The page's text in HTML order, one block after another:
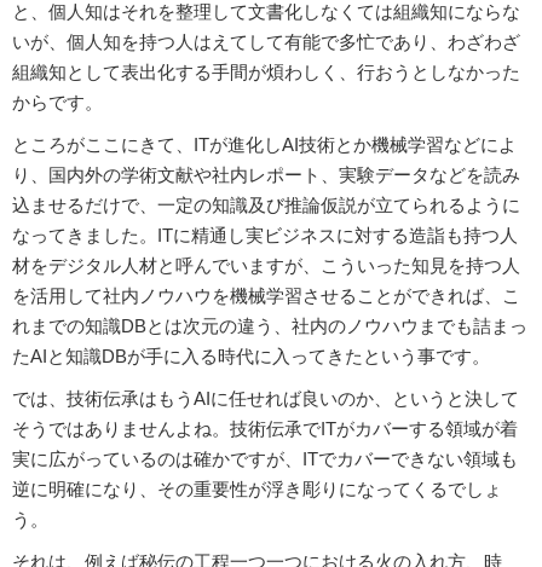
と、個人知はそれを整理して文書化しなくては組織知にならな
いが、個人知を持つ人はえてして有能で多忙であり、わざわざ
組織知として表出化する手間が煩わしく、行おうとしなかった
からです。
ところがここにきて、ITが進化しAI技術とか機械学習などによ
り、国内外の学術文献や社内レポート、実験データなどを読み
込ませるだけで、一定の知識及び推論仮説が立てられるように
なってきました。ITに精通し実ビジネスに対する造詣も持つ人
材をデジタル人材と呼んでいますが、こういった知見を持つ人
を活用して社内ノウハウを機械学習させることができれば、こ
れまでの知識DBとは次元の違う、社内のノウハウまでも詰まっ
たAIと知識DBが手に入る時代に入ってきたという事です。
では、技術伝承はもうAIに任せれば良いのか、というと決して
そうではありませんよね。技術伝承でITがカバーする領域が着
実に広がっているのは確かですが、ITでカバーできない領域も
逆に明確になり、その重要性が浮き彫りになってくるでしょ
う。
それは、例えば秘伝の工程一つ一つにおける火の入れ方、時